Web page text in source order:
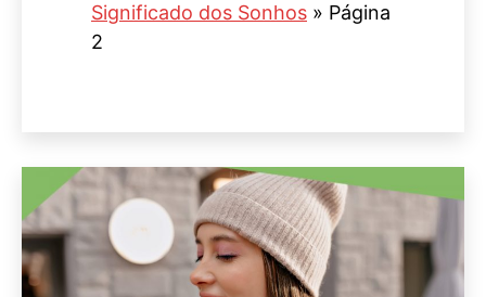
Significado dos Sonhos » Página
2